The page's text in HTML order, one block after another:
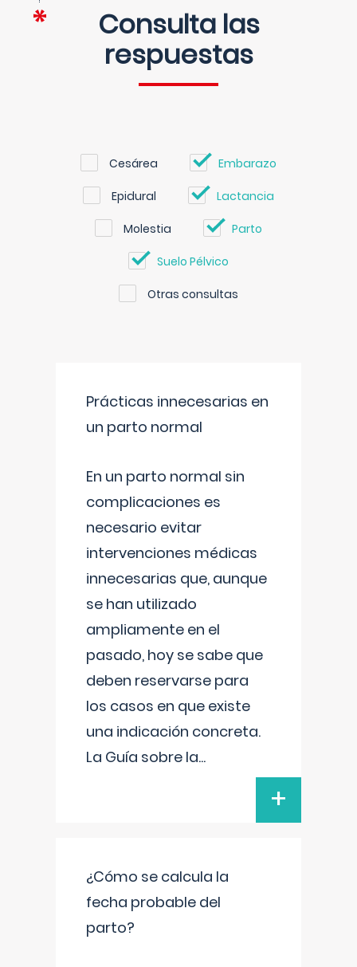
Consulta las
respuestas
Cesárea Embarazo
Epidural Lactancia
Molestia Parto
Suelo Pélvico
Otras consultas
Prácticas innecesarias en
un parto normal
En un parto normal sin
complicaciones es
necesario evitar
intervenciones médicas
innecesarias que, aunque
se han utilizado
ampliamente en el
pasado, hoy se sabe que
deben reservarse para
los casos en que existe
una indicación concreta.
La Guía sobre la...
+
¿Cómo se calcula la
fecha probable del
parto?